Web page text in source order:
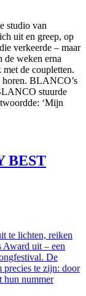
studio van
uit en greep, op
verkeerde – maar
de weken erna
de coupletten.
horen. BLANCO’s
stuurde
‘Mijn
BEST
te lichten, reiken
Award uit – een
De
te zijn: door
hun nummer